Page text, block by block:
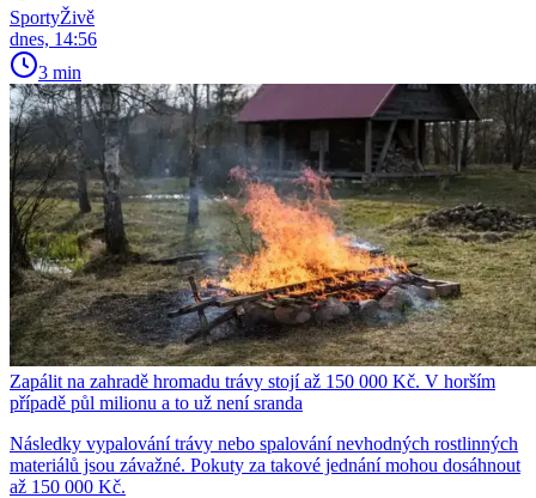
SportyŽivě
dnes, 14:56
3 min
Zapálit na zahradě hromadu trávy stojí až 150 000 Kč. V horším
případě půl milionu a to už není sranda
Následky vypalování trávy nebo spalování nevhodných rostlinných
materiálů jsou závažné. Pokuty za takové jednání mohou dosáhnout
až 150 000 Kč.